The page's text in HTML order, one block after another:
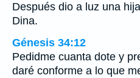
Después dio a luz una
Dina.
Génesis 34:12
Pedidme cuanta dote y
daré conforme a lo que